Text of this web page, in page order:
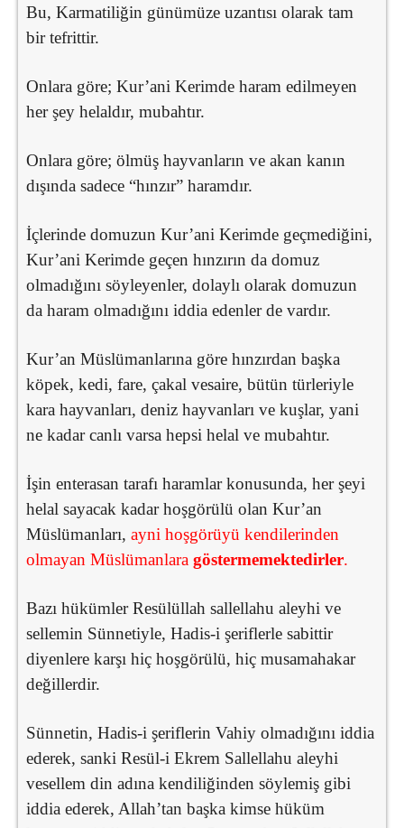
Bu, Karmatiliğin günümüze uzantısı olarak tam
bir tefrittir.
Onlara göre; Kur’ani Kerimde haram edilmeyen
her şey helaldır, mubahtır.
Onlara göre; ölmüş hayvanların ve akan kanın
dışında sadece “hınzır” haramdır.
İçlerinde domuzun Kur’ani Kerimde geçmediğini,
Kur’ani Kerimde geçen hınzırın da domuz
olmadığını söyleyenler, dolaylı olarak domuzun
da haram olmadığını iddia edenler de vardır.
Kur’an Müslümanlarına göre hınzırdan başka
köpek, kedi, fare, çakal vesaire, bütün türleriyle
kara hayvanları, deniz hayvanları ve kuşlar, yani
ne kadar canlı varsa hepsi helal ve mubahtır.
İşin enterasan tarafı haramlar konusunda, her şeyi
helal sayacak kadar hoşgörülü olan Kur’an
Müslümanları, ayni hoşgörüyü kendilerinden
olmayan Müslümanlara göstermemektedirler.
Bazı hükümler Resülüllah sallellahu aleyhi ve
sellemin Sünnetiyle, Hadis-i şeriflerle sabittir
diyenlere karşı hiç hoşgörülü, hiç musamahakar
değillerdir.
Sünnetin, Hadis-i şeriflerin Vahiy olmadığını iddia
ederek, sanki Resül-i Ekrem Sallellahu aleyhi
vesellem din adına kendiliğinden söylemiş gibi
iddia ederek, Allah’tan başka kimse hüküm